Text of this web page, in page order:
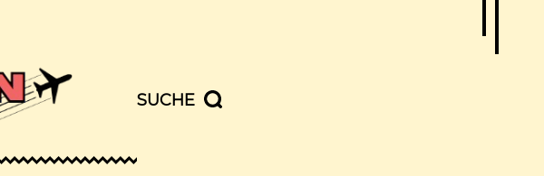
SUCHE